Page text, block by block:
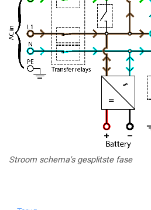
Stroom schema's gesplitste fase